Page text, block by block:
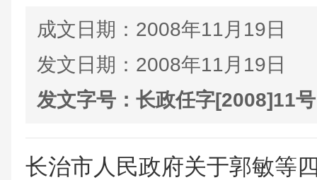
成文日期： 2008年11月19日
发文日期： 2008年11月19日
发文字号： 长政任字[2008]11号
长治市人民政府关于郭敏等